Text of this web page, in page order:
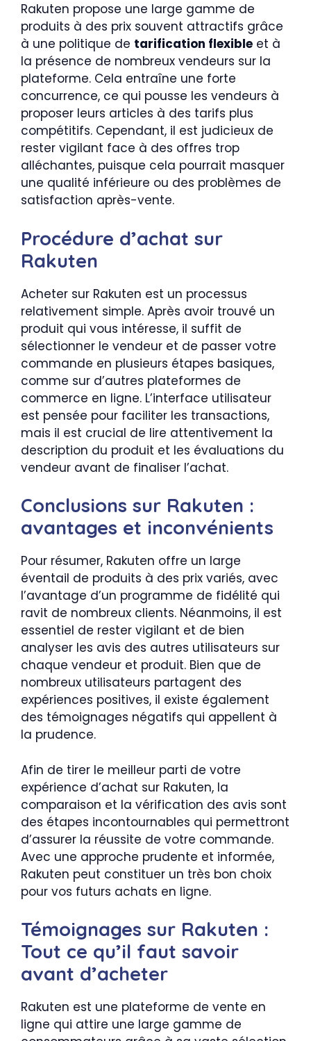
Rakuten propose une large gamme de
produits à des prix souvent attractifs grâce
à une politique de tarification flexible et à
la présence de nombreux vendeurs sur la
plateforme. Cela entraîne une forte
concurrence, ce qui pousse les vendeurs à
proposer leurs articles à des tarifs plus
compétitifs. Cependant, il est judicieux de
rester vigilant face à des offres trop
alléchantes, puisque cela pourrait masquer
une qualité inférieure ou des problèmes de
satisfaction après-vente.
Procédure d’achat sur
Rakuten
Acheter sur Rakuten est un processus
relativement simple. Après avoir trouvé un
produit qui vous intéresse, il suffit de
sélectionner le vendeur et de passer votre
commande en plusieurs étapes basiques,
comme sur d’autres plateformes de
commerce en ligne. L’interface utilisateur
est pensée pour faciliter les transactions,
mais il est crucial de lire attentivement la
description du produit et les évaluations du
vendeur avant de finaliser l’achat.
Conclusions sur Rakuten :
avantages et inconvénients
Pour résumer, Rakuten offre un large
éventail de produits à des prix variés, avec
l’avantage d’un programme de fidélité qui
ravit de nombreux clients. Néanmoins, il est
essentiel de rester vigilant et de bien
analyser les avis des autres utilisateurs sur
chaque vendeur et produit. Bien que de
nombreux utilisateurs partagent des
expériences positives, il existe également
des témoignages négatifs qui appellent à
la prudence.
Afin de tirer le meilleur parti de votre
expérience d’achat sur Rakuten, la
comparaison et la vérification des avis sont
des étapes incontournables qui permettront
d’assurer la réussite de votre commande.
Avec une approche prudente et informée,
Rakuten peut constituer un très bon choix
pour vos futurs achats en ligne.
Témoignages sur Rakuten :
Tout ce qu’il faut savoir
avant d’acheter
Rakuten est une plateforme de vente en
ligne qui attire une large gamme de